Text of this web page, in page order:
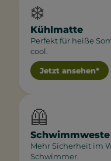
❄️
Kühlmatte
Perfekt für heiße
cool.
Jetzt ansehen*
🦺
Schwimmweste
Mehr Sicherheit im
Schwimmer.